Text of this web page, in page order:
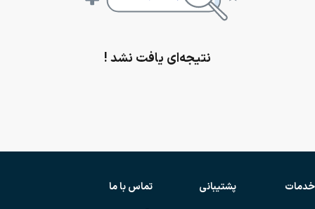
نتیجه‌ای یافت نشد !
خدمات پشتیبانی تماس با ما